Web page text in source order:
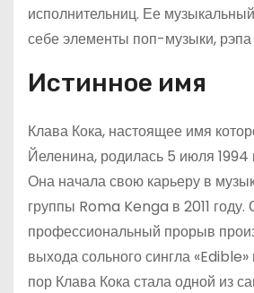
исполнительниц. Ее
себе элементы поп-музыки, рэпа
Истинное имя
Клава Кока, настоящее имя
Йеленина, родилась 5 июля 1994
Она начала свою карьеру в
группы Roma Kenga в 2011 году.
профессиональный прорыв
выхода сольного сингла «Edible»
пор Клава Кока стала одной из